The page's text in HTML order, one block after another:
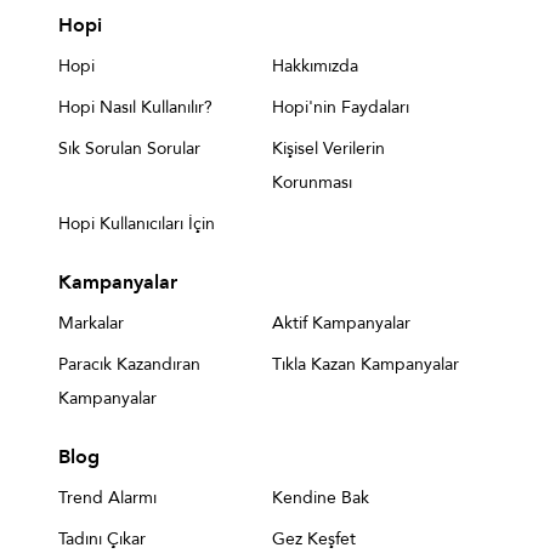
Hopi
Hopi
Hakkımızda
Hopi Nasıl Kullanılır?
Hopi'nin Faydaları
Sık Sorulan Sorular
Kişisel Verilerin
Korunması
Hopi Kullanıcıları İçin
Kampanyalar
Markalar
Aktif Kampanyalar
Paracık Kazandıran
Kampanyalar
Tıkla Kazan Kampanyalar
Blog
Trend Alarmı
Kendine Bak
Tadını Çıkar
Gez Keşfet